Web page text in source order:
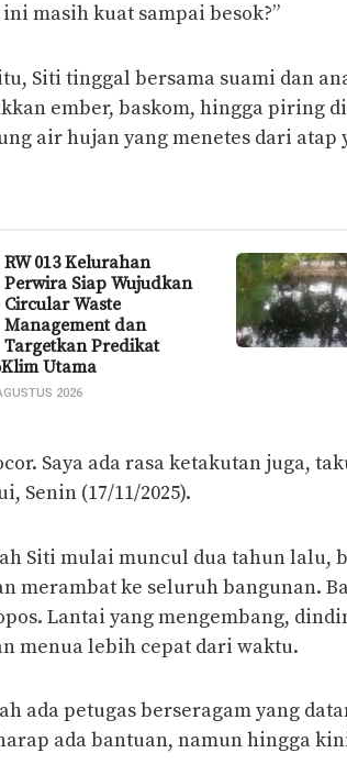
masih kuat sampai besok?”
Siti tinggal bersama suami dan
ember, baskom, hingga piring
air hujan yang menetes dari atap
RW 013 Kelurahan
Perwira Siap Wujudkan
Circular Waste
Management dan
Targetkan Predikat
Utama
2026
Saya ada rasa ketakutan juga,
Senin (17/11/2025).
Siti mulai muncul dua tahun lalu,
merambat ke seluruh bangunan.
Lantai yang mengembang,
menua lebih cepat dari waktu.
ada petugas berseragam yang
ada bantuan, namun hingga